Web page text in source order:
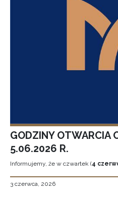
GODZINY OTWARCIA
5.06.2026 R.
Informujemy, że w czwartek (4
3 czerwca, 2026